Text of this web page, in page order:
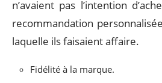
n’avaient pas l’intention
recommandation
laquelle ils faisaient affaire.
Fidélité à la marque.